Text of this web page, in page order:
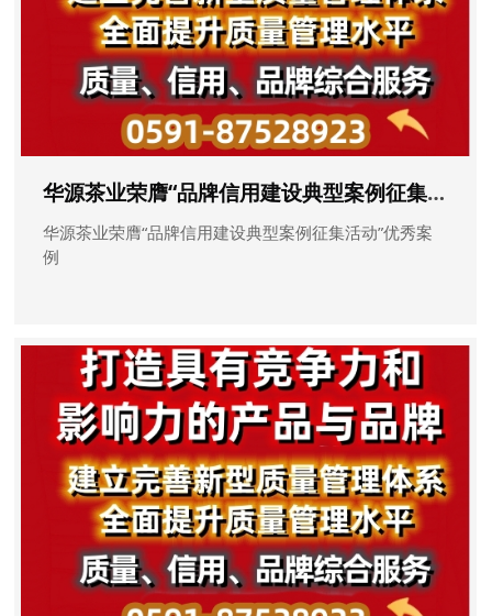
华源茶业荣膺“品牌信用建设典型案例征集活动”优秀案例
华源茶业荣膺“品牌信用建设典型案例征集活动”优秀案
例